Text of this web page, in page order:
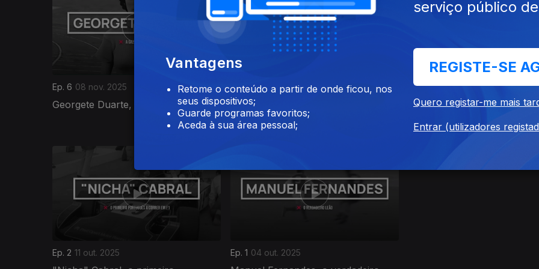
Ep. 6 08 nov. 2025
Georgete Duarte, a gazela de Belém
Ep. 5 01 nov. 2025
José Torres, o gigante que goleou o
destino
Ep. 4 25 out. 2025
Manuela Machado, a mulher
Ep. 2 11 out. 2025 Ep. 1 04 out. 2025
Vantagens
Retome o conteúdo a partir de onde ficou, nos
seus dispositivos;
Guarde programas favoritos;
Aceda à sua área pessoal;
serviço público
REGISTE-SE
Quero registar-me mais
Entrar (utilizadores